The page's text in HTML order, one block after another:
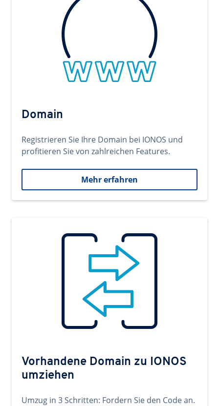
Domain
Registrieren Sie Ihre Domain bei IONOS und
profitieren Sie von zahlreichen Features.
Mehr erfahren
Vorhandene Domain zu IONOS
umziehen
Umzug in 3 Schritten: Fordern Sie den Code an.